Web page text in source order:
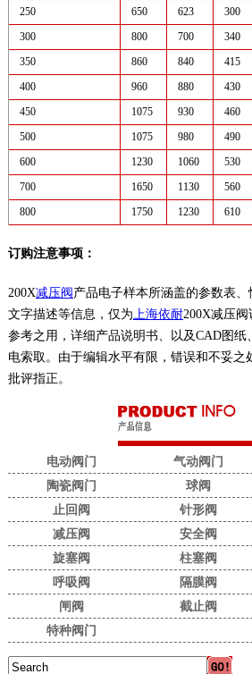
250
650 623 300
300
800 700 340
350
860 840 415
400
960 880 430
450
1075 930 460
500
1075 980 490
600
1230 1060 530
700
1650 1130 560
800
1750 1230 610
订购注意事项：
200X减压阀 产品电子样本所涵盖的参数表、
文字描述等信息，仅为上海依耐200X减压
参考之用，详细产品说明书、以及CAD图
电索取。由于编辑水平有限，错误和不妥之
批评指正。
电动阀门
气动阀门
陶瓷阀门
球阀
止回阀
针形阀
减压阀
安全阀
旋塞阀
柱塞阀
呼吸阀
隔膜阀
闸阀
截止阀
特种阀门